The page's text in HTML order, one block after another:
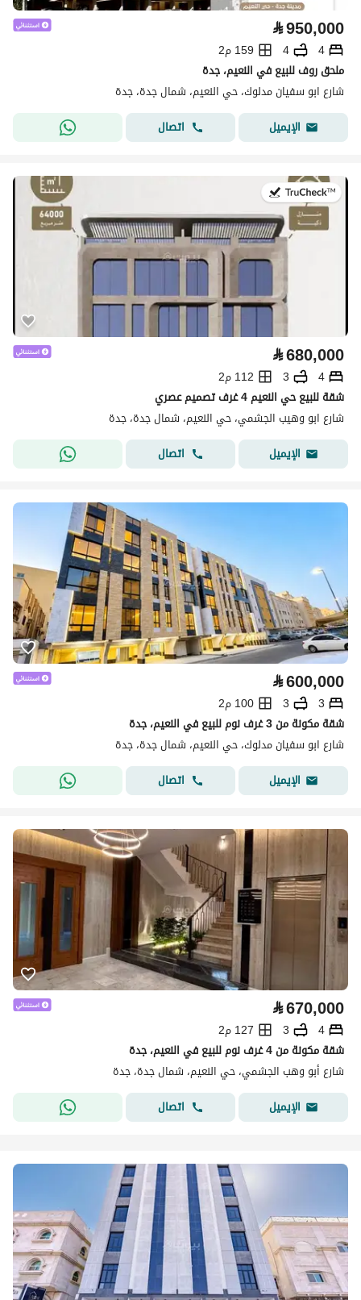
⃁950,000
4
4
159 م2
ملحق روف للبيع في النعيم، جدة
شارع ابو سفيان مدلوك، حي النعيم، شمال جدة، جدة
الإيميل
اتصال
⃁680,000
4
3
112 م2
شقة للبيع حي النعيم 4 غرف تصميم عصري
شارع ابو وهيب الجشمي، حي النعيم، شمال جدة، جدة
الإيميل
اتصال
⃁600,000
3
3
100 م2
شقة مكونة من 3 غرف نوم للبيع في النعيم، جدة
شارع ابو سفيان مدلوك، حي النعيم، شمال جدة، جدة
الإيميل
اتصال
⃁670,000
4
3
127 م2
شقة مكونة من 4 غرف نوم للبيع في النعيم، جدة
شارع أبو وهب الجشمي، حي النعيم، شمال جدة، جدة
الإيميل
اتصال